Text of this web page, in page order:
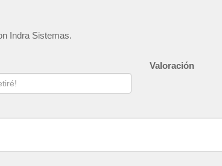
Indra Sistemas.
Valoración